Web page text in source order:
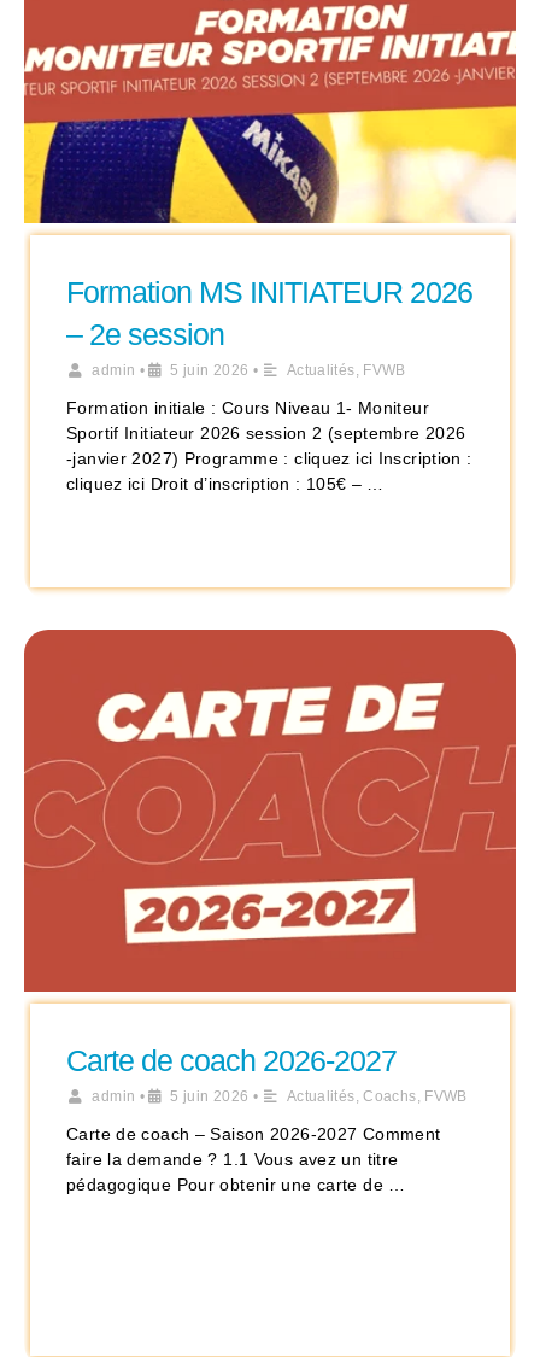
Formation MS INITIATEUR 2026
– 2e session
admin • 5 juin 2026 • Actualités, FVWB
Formation initiale : Cours Niveau 1- Moniteur
Sportif Initiateur 2026 session 2 (septembre 2026
-janvier 2027) Programme : cliquez ici Inscription :
cliquez ici Droit d’inscription : 105€ – …
Carte de coach 2026-2027
admin • 5 juin 2026 • Actualités,Coachs, FVWB
Carte de coach – Saison 2026-2027 Comment
faire la demande ? 1.1 Vous avez un titre
pédagogique Pour obtenir une carte de …